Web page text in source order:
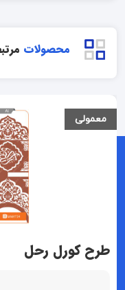
محصولات
معمولی
طرح کورل رحل